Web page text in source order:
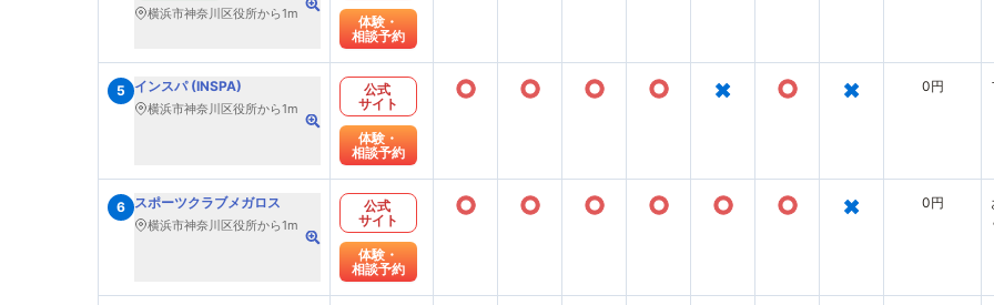
横浜市神奈川区役所から1m
体験・
相談予約
5 インスパ (INSPA)
横浜市神奈川区役所から1m
公式
サイト
体験・
相談予約
○ ○ ○ ○ × ○ × 0円
6 スポーツクラブメガロス
横浜市神奈川区役所から1m
公式
サイト
体験・
相談予約
○ ○ ○ ○ ○ ○ × 0円